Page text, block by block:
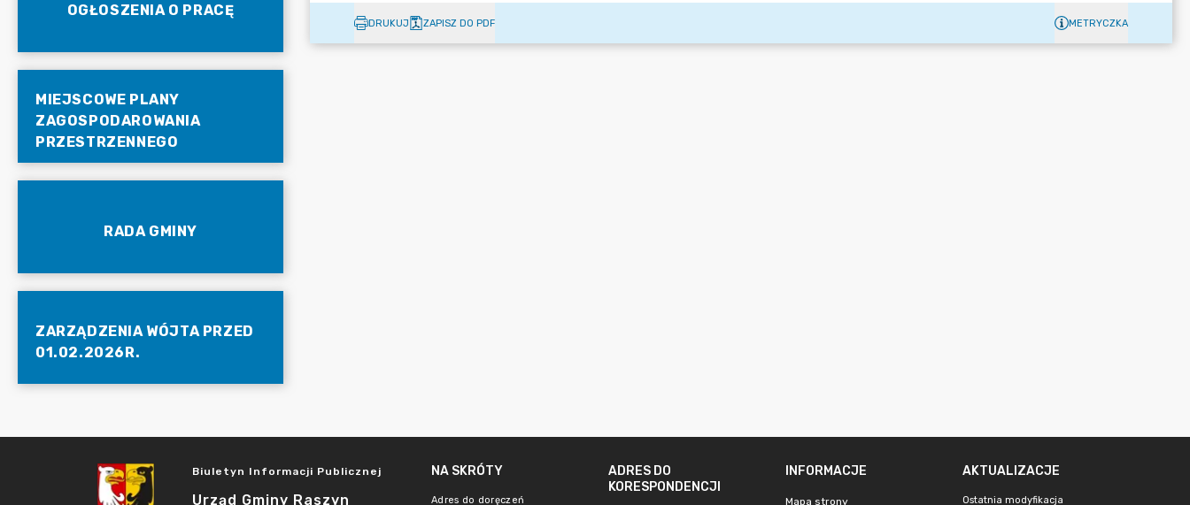
OGŁOSZENIA O PRACĘ
MIEJSCOWE PLANY
ZAGOSPODAROWANIA
PRZESTRZENNEGO
RADA GMINY
ZARZĄDZENIA WÓJTA PRZED
01.02.2026R.
DRUKUJ ZAPISZ DO PDF METRYCZKA
Biuletyn Informacji Publicznej
Urząd Gminy Raszyn
NA SKRÓTY
Adres do doręczeń
ADRES DO
KORESPONDENCJI
INFORMACJE
Mapa strony
AKTUALIZACJE
Ostatnia modyfikacja